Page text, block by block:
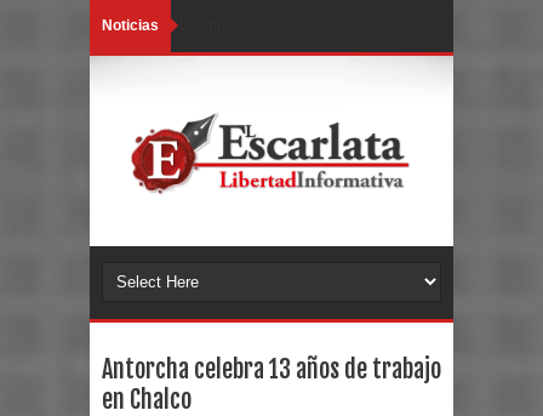
Noticias
Antorcha celebra 13 años de trabajo
en Chalco